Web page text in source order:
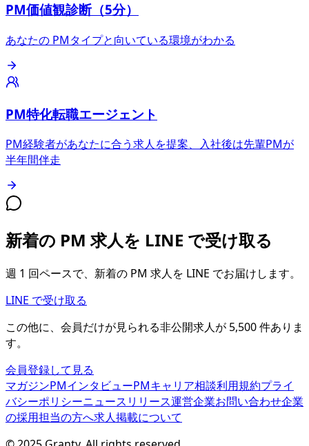
PM価値観診断（5分）
あなたの PMタイプと向いている環境がわかる
PM特化転職エージェント
PM経験者があなたに合う求人を提案、入社後は先輩PMが
半年間伴走
新着の PM 求人を LINE で受け取る
週 1 回ペースで、新着の PM 求人を LINE でお届けします。
LINE で受け取る
この他に、会員だけが見られる非公開求人が 5,500件ありま
す。
会員登録して見る
マガジンPMインタビューPMキャリア相談利用規約プライ
バシーポリシーニュースリリース運営企業お問い合わせ企業
の採用担当の方へ求人掲載について